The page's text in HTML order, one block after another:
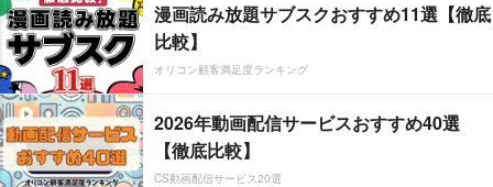
漫画読み放題サブスクおすすめ11選【徹底
比較】
オリコン顧客満足度ランキング
2026年動画配信サービスおすすめ40選
【徹底比較】
CS動画配信サービス20選